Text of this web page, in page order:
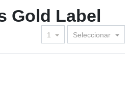
Gold Label
1 Seleccionar